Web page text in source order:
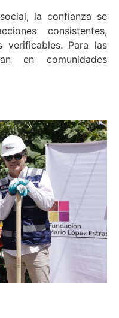
la confianza se
consistentes,
verificables. Para las
en comunidades